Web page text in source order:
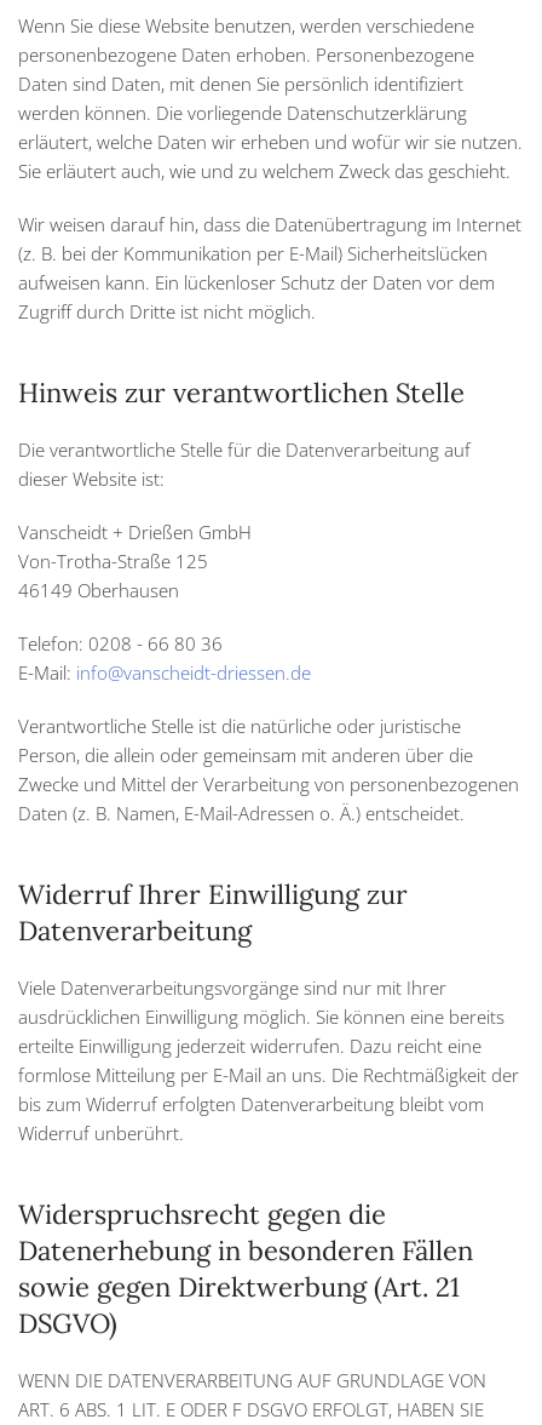
Wenn Sie diese Website benutzen, werden verschiedene
personenbezogene Daten erhoben. Personenbezogene
Daten sind Daten, mit denen Sie persönlich identifiziert
werden können. Die vorliegende Datenschutzerklärung
erläutert, welche Daten wir erheben und wofür wir sie nutzen.
Sie erläutert auch, wie und zu welchem Zweck das geschieht.
Wir weisen darauf hin, dass die Datenübertragung im Internet
(z. B. bei der Kommunikation per E-Mail) Sicherheitslücken
aufweisen kann. Ein lückenloser Schutz der Daten vor dem
Zugriff durch Dritte ist nicht möglich.
Hinweis zur verantwortlichen Stelle
Die verantwortliche Stelle für die Datenverarbeitung auf
dieser Website ist:
Vanscheidt + Drießen GmbH
Von-Trotha-Straße 125
46149 Oberhausen
Telefon: 0208 - 66 80 36
E-Mail: info@vanscheidt-driessen.de
Verantwortliche Stelle ist die natürliche oder juristische
Person, die allein oder gemeinsam mit anderen über die
Zwecke und Mittel der Verarbeitung von personenbezogenen
Daten (z. B. Namen, E-Mail-Adressen o. Ä.) entscheidet.
Widerruf Ihrer Einwilligung zur
Datenverarbeitung
Viele Datenverarbeitungsvorgänge sind nur mit Ihrer
ausdrücklichen Einwilligung möglich. Sie können eine bereits
erteilte Einwilligung jederzeit widerrufen. Dazu reicht eine
formlose Mitteilung per E-Mail an uns. Die Rechtmäßigkeit der
bis zum Widerruf erfolgten Datenverarbeitung bleibt vom
Widerruf unberührt.
Widerspruchsrecht gegen die
Datenerhebung in besonderen Fällen
sowie gegen Direktwerbung (Art. 21
DSGVO)
WENN DIE DATENVERARBEITUNG AUF GRUNDLAGE VON
ART. 6 ABS. 1 LIT. E ODER F DSGVO ERFOLGT, HABEN SIE